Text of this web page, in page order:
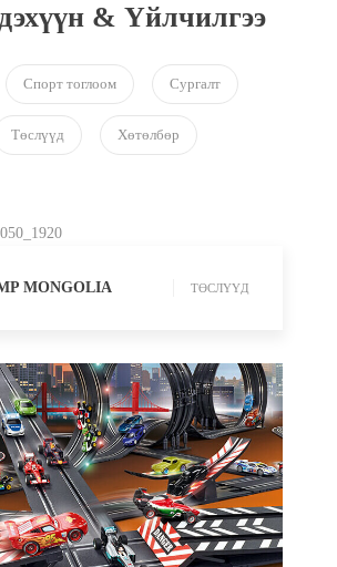
& Үйлчилгээ
Спорт тоглоом Сургалт
Төслүүд Хөтөлбөр
MONGOLIA
ТӨСЛҮҮД
СПОРТ ТОГЛООМ